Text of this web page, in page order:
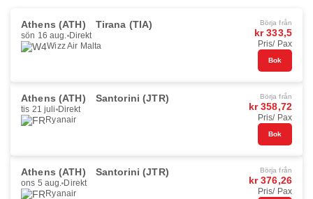
Athens (ATH) Tirana (TIA)
sön 16 aug. Direkt
Wizz Air Malta
Börja från
kr 333,5
Pris/ Pax
Bok
Athens (ATH) Santorini (JTR)
tis 21 juli Direkt
Ryanair
Börja från
kr 358,72
Pris/ Pax
Bok
Athens (ATH) Santorini (JTR)
ons 5 aug. Direkt
Ryanair
Börja från
kr 376,26
Pris/ Pax